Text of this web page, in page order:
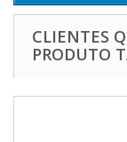
CLIENTES
PRODUTO